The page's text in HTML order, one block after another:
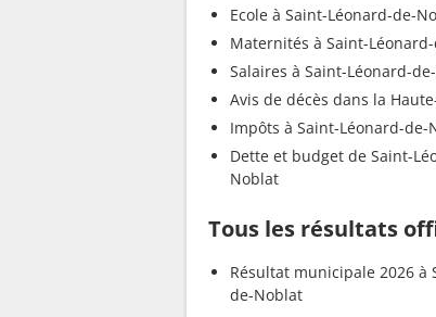
Ecole à Saint-Léonard-de-
Maternités à Saint-
Salaires à Saint-Léonard-
Avis de décès dans la
Impôts à Saint-Léonard-
Dette et budget de Saint-
Noblat
Tous les résultats
Résultat municipale 2026 à
de-Noblat